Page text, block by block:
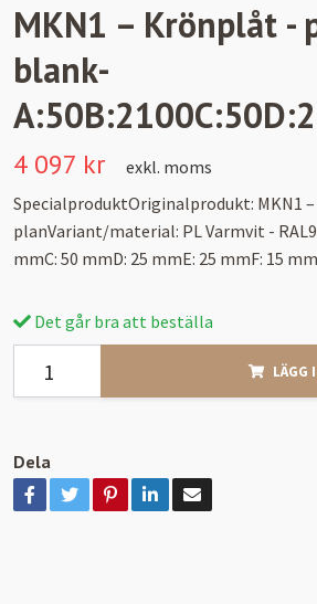
MKN1 – Krönplåt -
blank-
4 097 kr
exkl. moms
SpecialproduktOriginalprodukt: MKN1
planVariant/material: PL Varmvit -
mmC: 50 mmD: 25 mmE: 25 mmF: 15
Det går bra att beställa
LÄGG
Dela